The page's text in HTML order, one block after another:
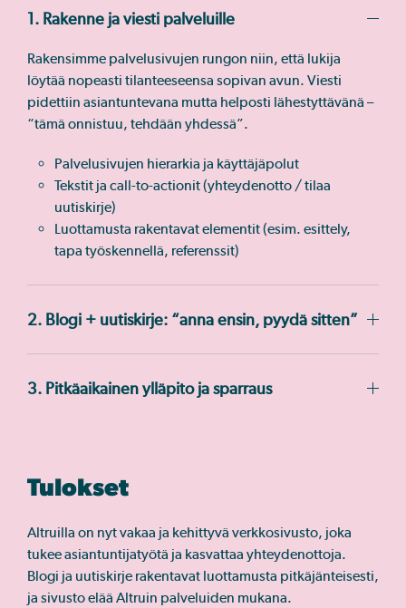
1. Rakenne ja viesti palveluille
Rakensimme palvelusivujen rungon niin, että lukija
löytää nopeasti tilanteeseensa sopivan avun. Viesti
pidettiin asiantuntevana mutta helposti lähestyttävänä –
“tämä onnistuu, tehdään yhdessä”.
Palvelusivujen hierarkia ja käyttäjäpolut
Tekstit ja call-to-actionit (yhteydenotto / tilaa
uutiskirje)
Luottamusta rakentavat elementit (esim. esittely,
tapa työskennellä, referenssit)
2. Blogi + uutiskirje: “anna ensin, pyydä sitten”
3. Pitkäaikainen ylläpito ja sparraus
Tulokset
Altruilla on nyt vakaa ja kehittyvä verkkosivusto, joka
tukee asiantuntijatyötä ja kasvattaa yhteydenottoja.
Blogi ja uutiskirje rakentavat luottamusta pitkäjänteisesti,
ja sivusto elää Altruin palveluiden mukana.